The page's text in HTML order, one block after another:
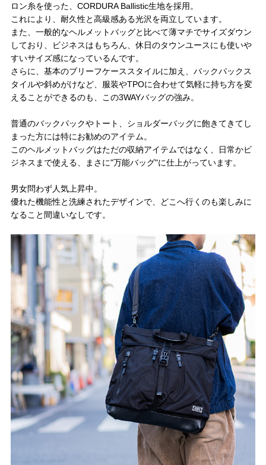
ロン糸を使った、CORDURA Ballistic生地を採用。
これにより、耐久性と高級感ある光沢を両立しています。
また、一般的なヘルメットバッグと比べて薄マチでサイズダウン
しており、ビジネスはもちろん、休日のタウンユースにも使いや
すいサイズ感になっているんです。
さらに、基本のブリーフケーススタイルに加え、バックパックス
タイルや斜めがけなど、服装やTPOに合わせて気軽に持ち方を変
えることができるのも、この3WAYバッグの強み。
普通のバックパックやトート、ショルダーバッグに飽きてきてし
まった方には特にお勧めのアイテム。
このヘルメットバッグはただの収納アイテムではなく、日常かビ
ジネスまで使える、まさに"万能バッグ"に仕上がっています。
男女問わず人気上昇中。
優れた機能性と洗練されたデザインで、どこへ行くのも楽しみに
なること間違いなしです。